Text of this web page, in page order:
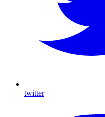
twitter